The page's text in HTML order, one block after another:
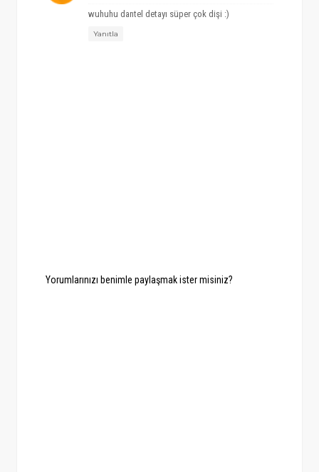
wuhuhu dantel detayı süper çok dişi :)
Yanıtla
Yorumlarınızı benimle paylaşmak ister misiniz?